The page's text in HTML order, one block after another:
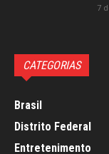
7
CATEGORIAS
Brasil
Distrito Federal
Entretenimento